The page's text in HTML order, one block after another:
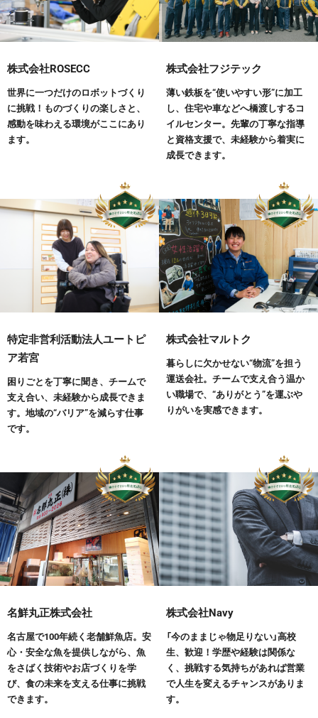
株式会社ROSECC
世界に一つだけのロボットづくり
に挑戦！ものづくりの楽しさと、
感動を味わえる環境がここにあり
ます。
株式会社フジテック
薄い鉄板を“使いやすい形”に加工
し、住宅や車などへ橋渡しするコ
イルセンター。先輩の丁寧な指導
と資格支援で、未経験から着実に
成長できます。
特定非営利活動法人ユートピ
ア若宮
困りごとを丁寧に聞き、チームで
支え合い、未経験から成長できま
す。地域の“バリア”を減らす仕事
です。
株式会社マルトク
暮らしに欠かせない“物流”を担う
運送会社。チームで支え合う温か
い職場で、“ありがとう”を運ぶや
りがいを実感できます。
名鮮丸正株式会社
名古屋で100年続く老舗鮮魚店。安
心・安全な魚を提供しながら、魚
をさばく技術やお店づくりを学
び、食の未来を支える仕事に挑戦
できます。
株式会社Navy
「今のままじゃ物足りない」高校
生、歓迎！学歴や経験は関係な
く、挑戦する気持ちがあれば営業
で人生を変えるチャンスがありま
す。